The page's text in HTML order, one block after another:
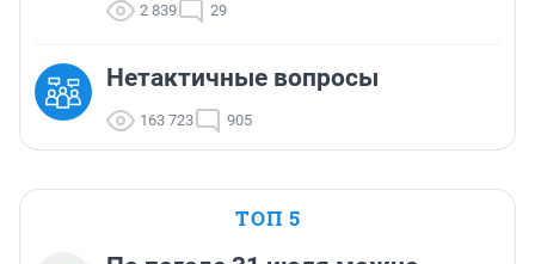
2 839 29
Нетактичные вопросы
163 723 905
ТОП 5